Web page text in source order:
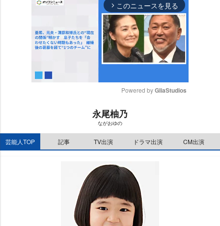
arrow_forward_ios このニュースを見る
e
Powered by GliaStudios
永尾柚乃
ながおゆの
芸能人TOP 記事 TV出演 ドラマ出演 CM出演